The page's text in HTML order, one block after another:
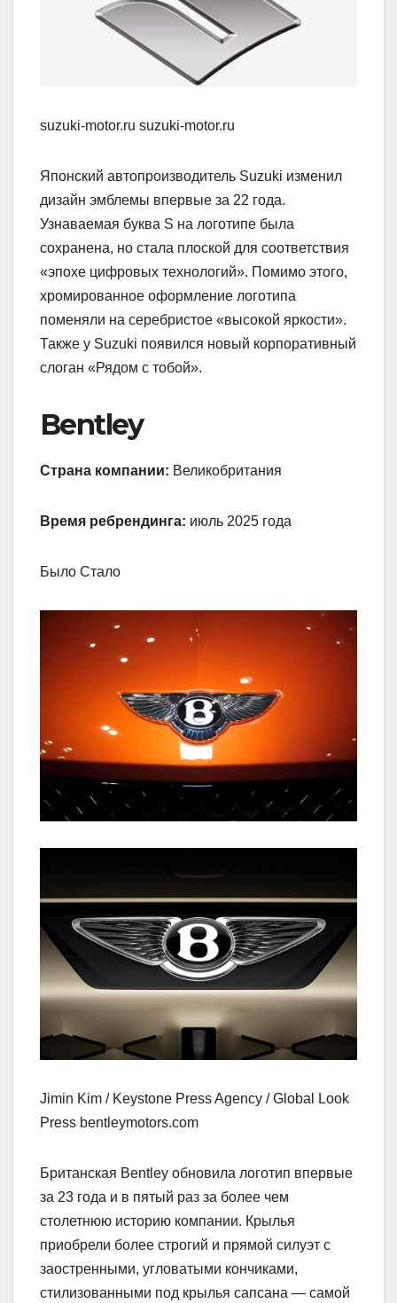
suzuki-motor.ru suzuki-motor.ru
Японский автопроизводитель Suzuki изменил
дизайн эмблемы впервые за 22 года.
Узнаваемая буква S на логотипе была
сохранена, но стала плоской для соответствия
«эпохе цифровых технологий». Помимо этого,
хромированное оформление логотипа
поменяли на серебристое «высокой яркости».
Также у Suzuki появился новый корпоративный
слоган «Рядом с тобой».
Bentley
Страна компании: Великобритания
Время ребрендинга: июль 2025 года
Было Стало
Jimin Kim / Keystone Press Agency / Global Look
Press bentleymotors.com
Британская Bentley обновила логотип впервые
за 23 года и в пятый раз за более чем
столетнюю историю компании. Крылья
приобрели более строгий и прямой силуэт с
заостренными, угловатыми кончиками,
стилизованными под крылья сапсана — самой